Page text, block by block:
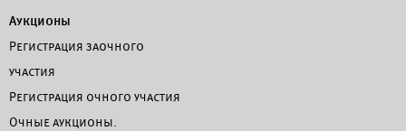
Аукционы
Регистрация заочного
участия
Регистрация очного участия
Очные аукционы.